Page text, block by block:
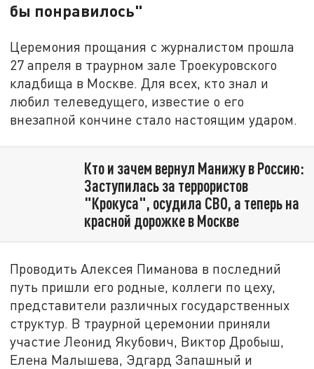
бы понравилось"
Церемония прощания с журналистом прошла
27 апреля в траурном зале Троекуровского
кладбища в Москве. Для всех, кто знал и
любил телеведущего, известие о его
внезапной кончине стало настоящим ударом.
Кто и зачем вернул Манижу в Россию:
Заступилась за террористов
"Крокуса", осудила СВО, а теперь на
красной дорожке в Москве
Проводить Алексея Пиманова в последний
путь пришли его родные, коллеги по цеху,
представители различных государственных
структур. В траурной церемонии приняли
участие Леонид Якубович, Виктор Дробыш,
Елена Малышева, Эдгард Запашный и